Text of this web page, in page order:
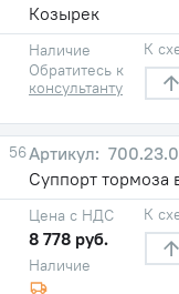
Козырек
Наличие
Обратитесь к
консультанту
К
56
Суппорт тормоза
Наличие
Цена с НДС
8 778 руб.
К